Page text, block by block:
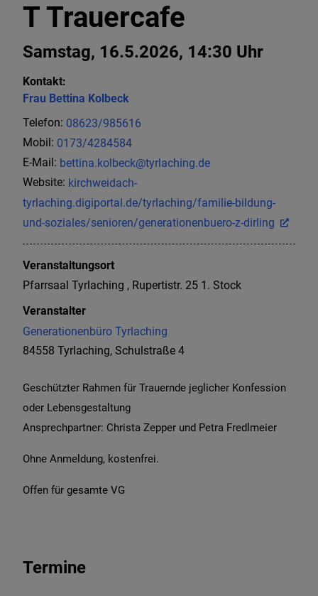
T Trauercafe
Samstag, 16.5.2026, 14:30 Uhr
Geschützter Rahmen für Trauernde jeglicher Konfession
oder Lebensgestaltung
Ansprechpartner: Christa Zepper und Petra Fredlmeier
Ohne Anmeldung, kostenfrei.
Offen für gesamte VG
Termine
Kontakt:
Frau Bettina Kolbeck
Telefon: 08623/985616
Mobil: 0173/4284584
E-Mail: bettina.kolbeck@tyrlaching.de
Website: kirchweidach-
tyrlaching.digiportal.de/tyrlaching/familie-bildung-
und-soziales/senioren/generationenbuero-z-dirling
Veranstaltungsort
Pfarrsaal Tyrlaching , Rupertistr. 25 1. Stock
Veranstalter
Generationenbüro Tyrlaching
84558 Tyrlaching, Schulstraße 4